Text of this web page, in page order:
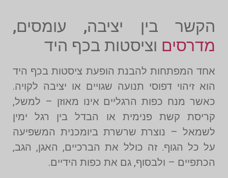
הקשר בין יציבה, עומסים,
מדרסים וציסטות בכף היד
אחד המפתחות להבנת הופעת ציסטות בכף היד
הוא זיהוי דפוסי תנועה שגויים או יציבה לקויה.
כאשר מנח כפות הרגליים אינו מאוזן – למשל,
קריסת קשת פנימית או הבדל בין רגל ימין
לשמאל – נוצרת שרשרת ביומכנית המשפיעה
על כל הגוף. זה כולל את הברכיים, האגן, הגב,
הכתפיים – ולבסוף, גם את כפות הידיים.